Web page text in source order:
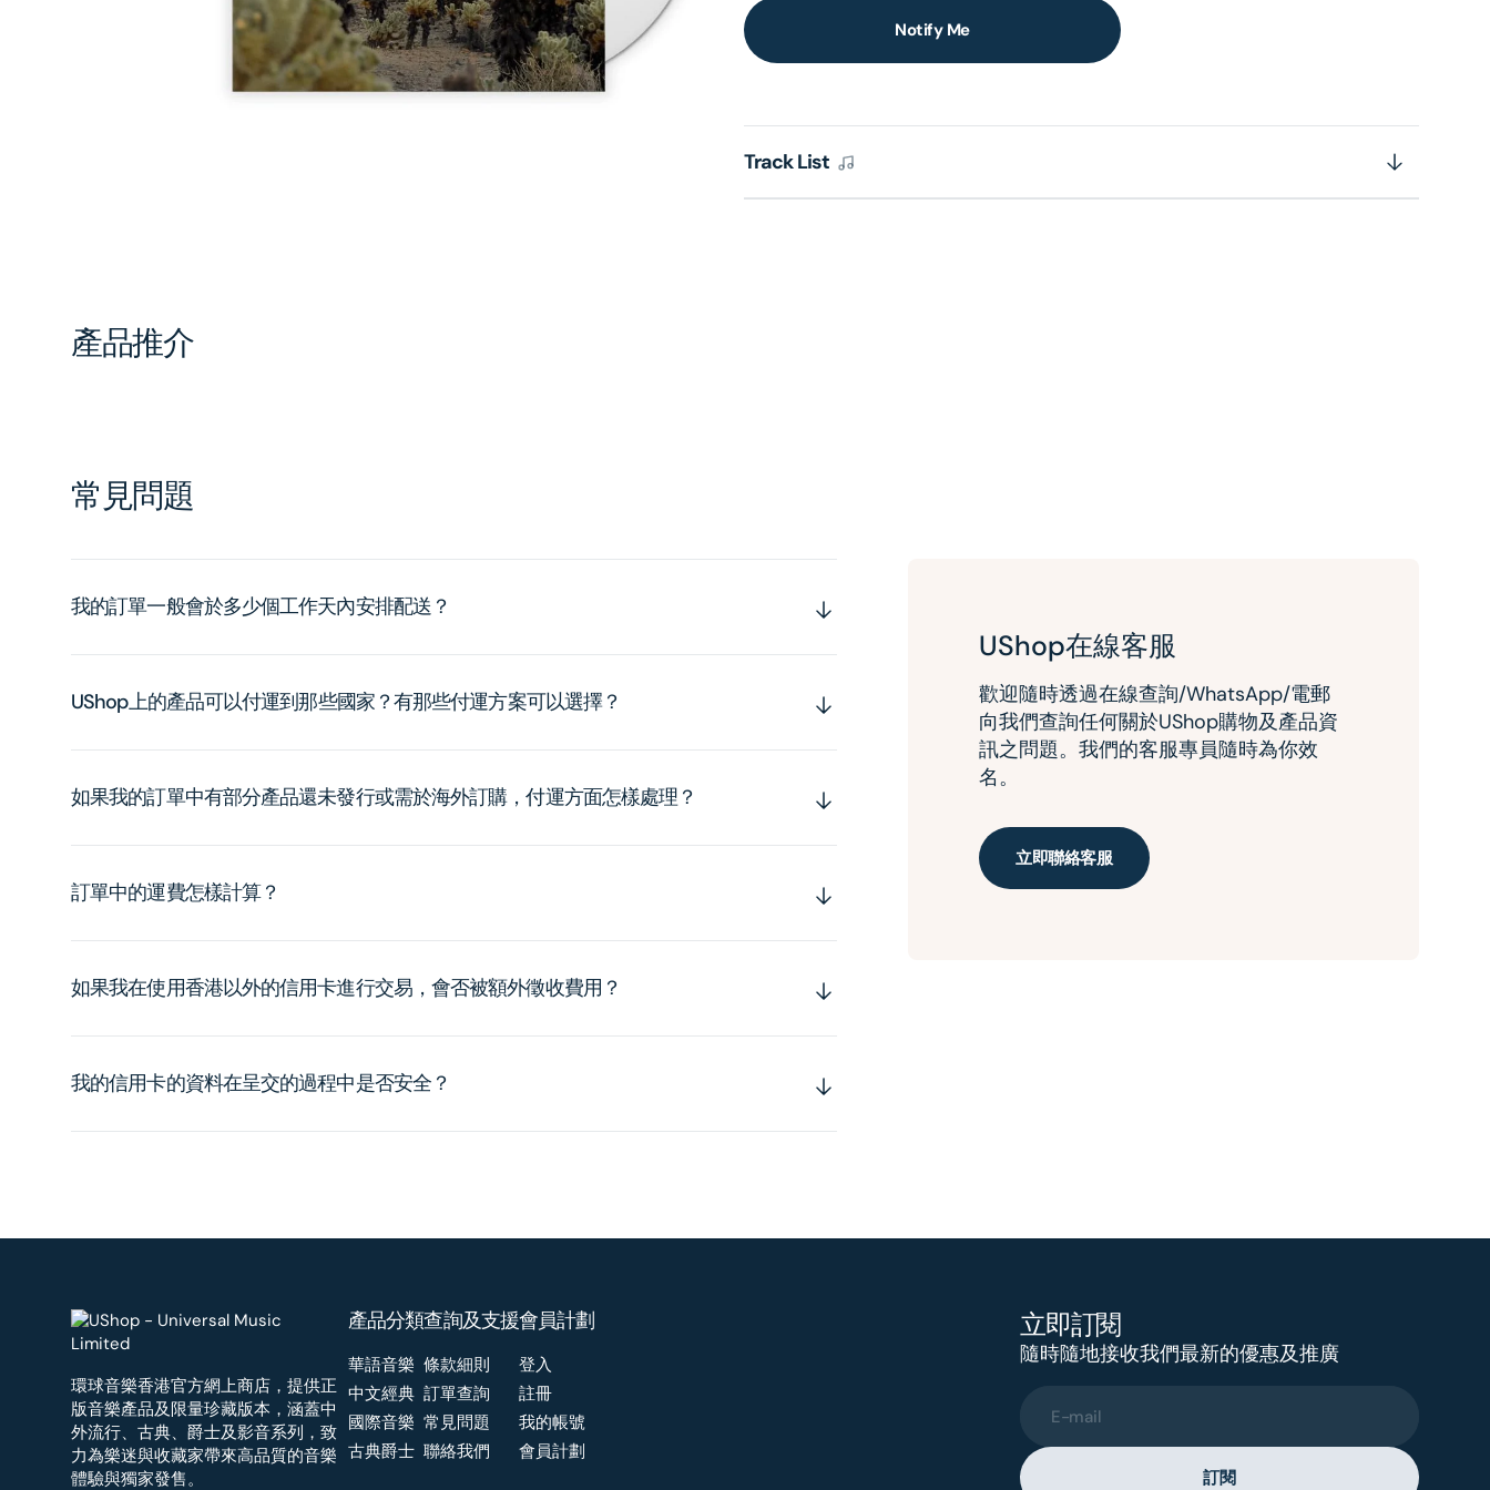
Notify Me
Track List
in
gallery
view
產品推介
常見問題
我的訂單一般會於多少個工作天內安排配送？
UShop上的產品可以付運到那些國家？有那些付運方案可以選擇？
如果我的訂單中有部分產品還未發行或需於海外訂購，付運方面怎樣處理？
訂單中的運費怎樣計算？
如果我在使用香港以外的信用卡進行交易，會否被額外徵收費用？
我的信用卡的資料在呈交的過程中是否安全？
UShop在線客服
歡迎隨時透過在線查詢/WhatsApp/電郵
向我們查詢任何關於UShop購物及產品資
訊之問題。我們的客服專員隨時為你效
名。
立即聯絡客服
環球音樂香港官方網上商店，提供正
版音樂產品及限量珍藏版本，涵蓋中
外流行、古典、爵士及影音系列，致
力為樂迷與收藏家帶來高品質的音樂
體驗與獨家發售。
產品分類
華語音樂
中文經典
國際音樂
古典爵士
查詢及支援
條款細則
訂單查詢
常見問題
聯絡我們
會員計劃
登入
註冊
我的帳號
會員計劃
立即訂閱
隨時隨地接收我們最新的優惠及推廣
E-mail
訂閱